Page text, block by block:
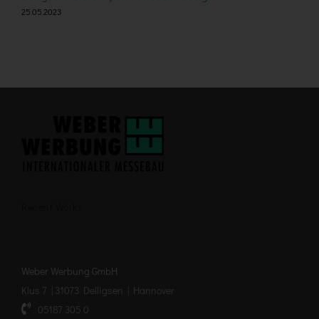
25.05.2023
Weber Werbung GmbH
Klus 7 | 31073 Delligsen | Hannover
05187 305 0